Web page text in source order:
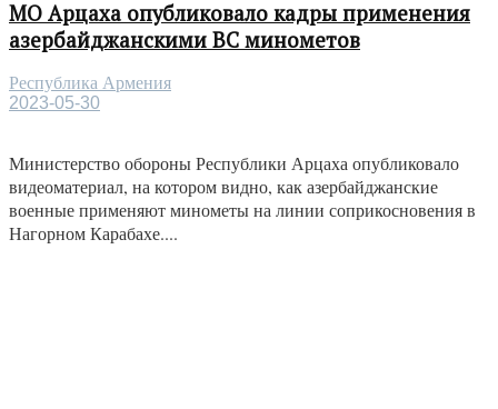
МО Арцаха опубликовало кадры применения
азербайджанскими ВС минометов
Республика Армения
2023-05-30
Министерство обороны Республики Арцаха опубликовало
видеоматериал, на котором видно, как азербайджанские
военные применяют минометы на линии соприкосновения в
Нагорном Карабахе....